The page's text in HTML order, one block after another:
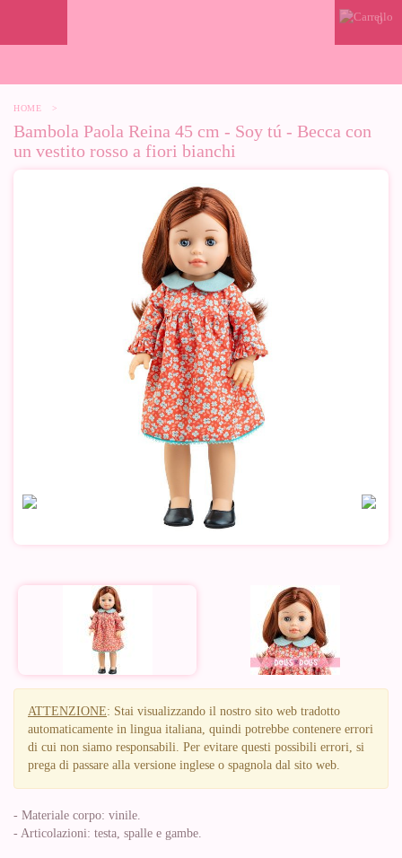
0
HOME >
Bambola Paola Reina 45 cm - Soy tú - Becca con
un vestito rosso a fiori bianchi
ATTENZIONE: Stai visualizzando il nostro sito web tradotto
automaticamente in lingua italiana, quindi potrebbe contenere errori
di cui non siamo responsabili. Per evitare questi possibili errori, si
prega di passare alla versione inglese o spagnola dal sito web.
- Materiale corpo: vinile.
- Articolazioni: testa, spalle e gambe.